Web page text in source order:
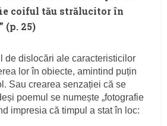
coiful tău strălucitor în
(p. 25)
de dislocări ale caracteristicilor
lor în obiecte, amintind puțin
Sau crearea senzației că se
poemul se numește „fotografie
impresia că timpul a stat în loc: